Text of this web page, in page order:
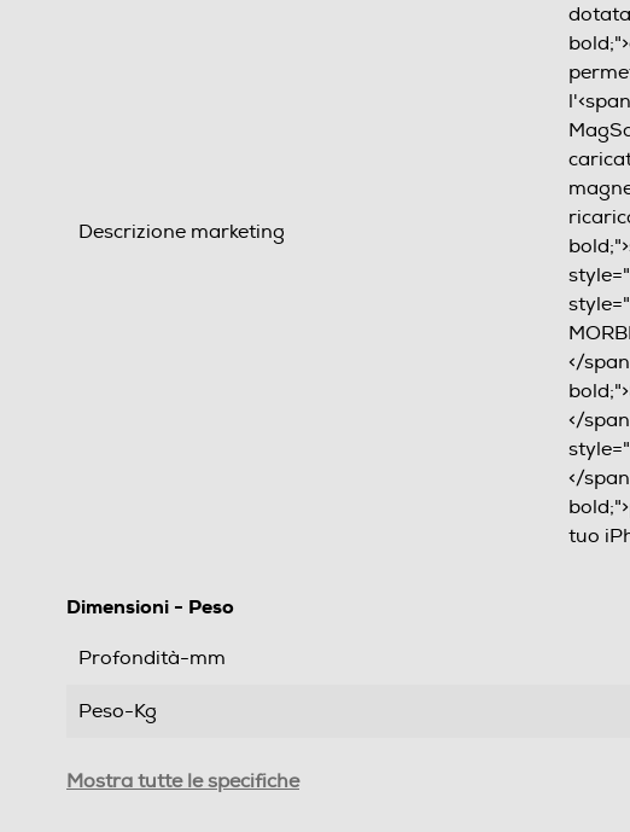
Descrizione marketing
</
</
</
tuo
Dimensioni - Peso
Profondità-mm
Peso-Kg
Informazioni sulla sicurezza del prodotto
Mostra tutte le specifiche